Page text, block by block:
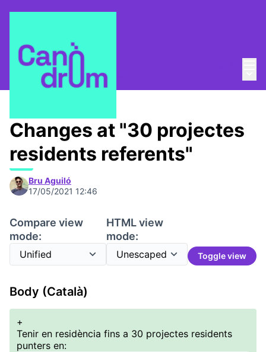
Pla Estratègic Propostes
Changes at "30 projectes
residents referents"
Bru Aguiló
17/05/2021 12:46
Compare view
mode:
HTML view
mode:
Toggle view
Body (Català)
+
Tenir en residència fins a 30 projectes residents
punters en: